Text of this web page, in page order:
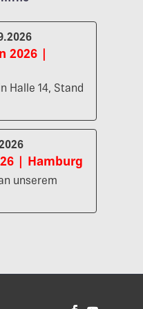
2026 |
Halle 14, Stand
| Hamburg
unserem